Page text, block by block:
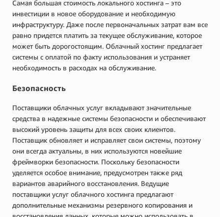
Самая большая стоимость локального хостинга – это
инвестиции в новое оборудование и необходимую
инфраструктуру. Даже после первоначальных затрат вам все
равно придется платить за текущее обслуживание, которое
может быть дорогостоящим. Облачный хостинг предлагает
системы с оплатой по факту использования и устраняет
необходимость в расходах на обслуживание.
Безопасность
Поставщики облачных услуг вкладывают значительные
средства в надежные системы безопасности и обеспечивают
высокий уровень защиты для всех своих клиентов.
Поставщик обновляет и исправляет свои системы, поэтому
они всегда актуальны, в них используются новейшие
фреймворки безопасности. Поскольку безопасности
уделяется особое внимание, предусмотрен также ряд
вариантов аварийного восстановления. Ведущие
поставщики услуг облачного хостинга предлагают
дополнительные механизмы резервного копирования и